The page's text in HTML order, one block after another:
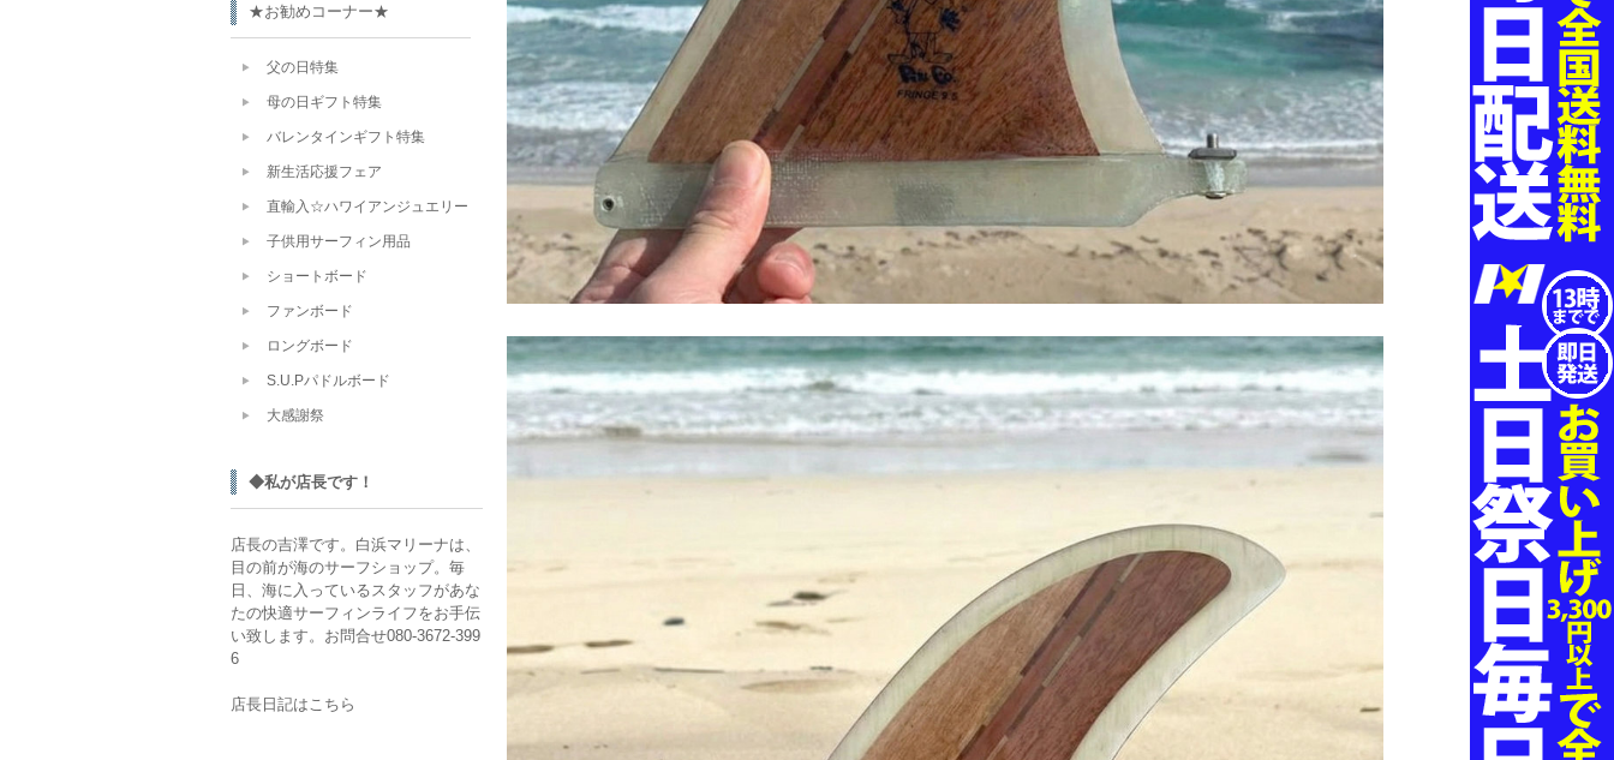
★お勧めコーナー★
父の日特集
母の日ギフト特集
バレンタインギフト特集
新生活応援フェア
直輸入☆ハワイアンジュエリー
子供用サーフィン用品
ショートボード
ファンボード
ロングボード
S.U.Pパドルボード
大感謝祭
◆私が店長です！
店長の吉澤です。白浜マリーナは、
目の前が海のサーフショップ。毎
日、海に入っているスタッフがあな
たの快適サーフィンライフをお手伝
い致します。お問合せ080-3672-399
6
店長日記はこちら